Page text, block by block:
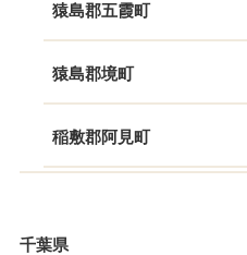
猿島郡五霞町
猿島郡境町
稲敷郡阿見町
千葉県